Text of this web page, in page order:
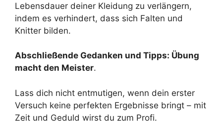
Lebensdauer deiner Kleidung zu verlängern,
indem es verhindert, dass sich Falten und
Knitter bilden.
Abschließende Gedanken und Tipps: Übung
macht den Meister.
Lass dich nicht entmutigen, wenn dein erster
Versuch keine perfekten Ergebnisse bringt – mit
Zeit und Geduld wirst du zum Profi.